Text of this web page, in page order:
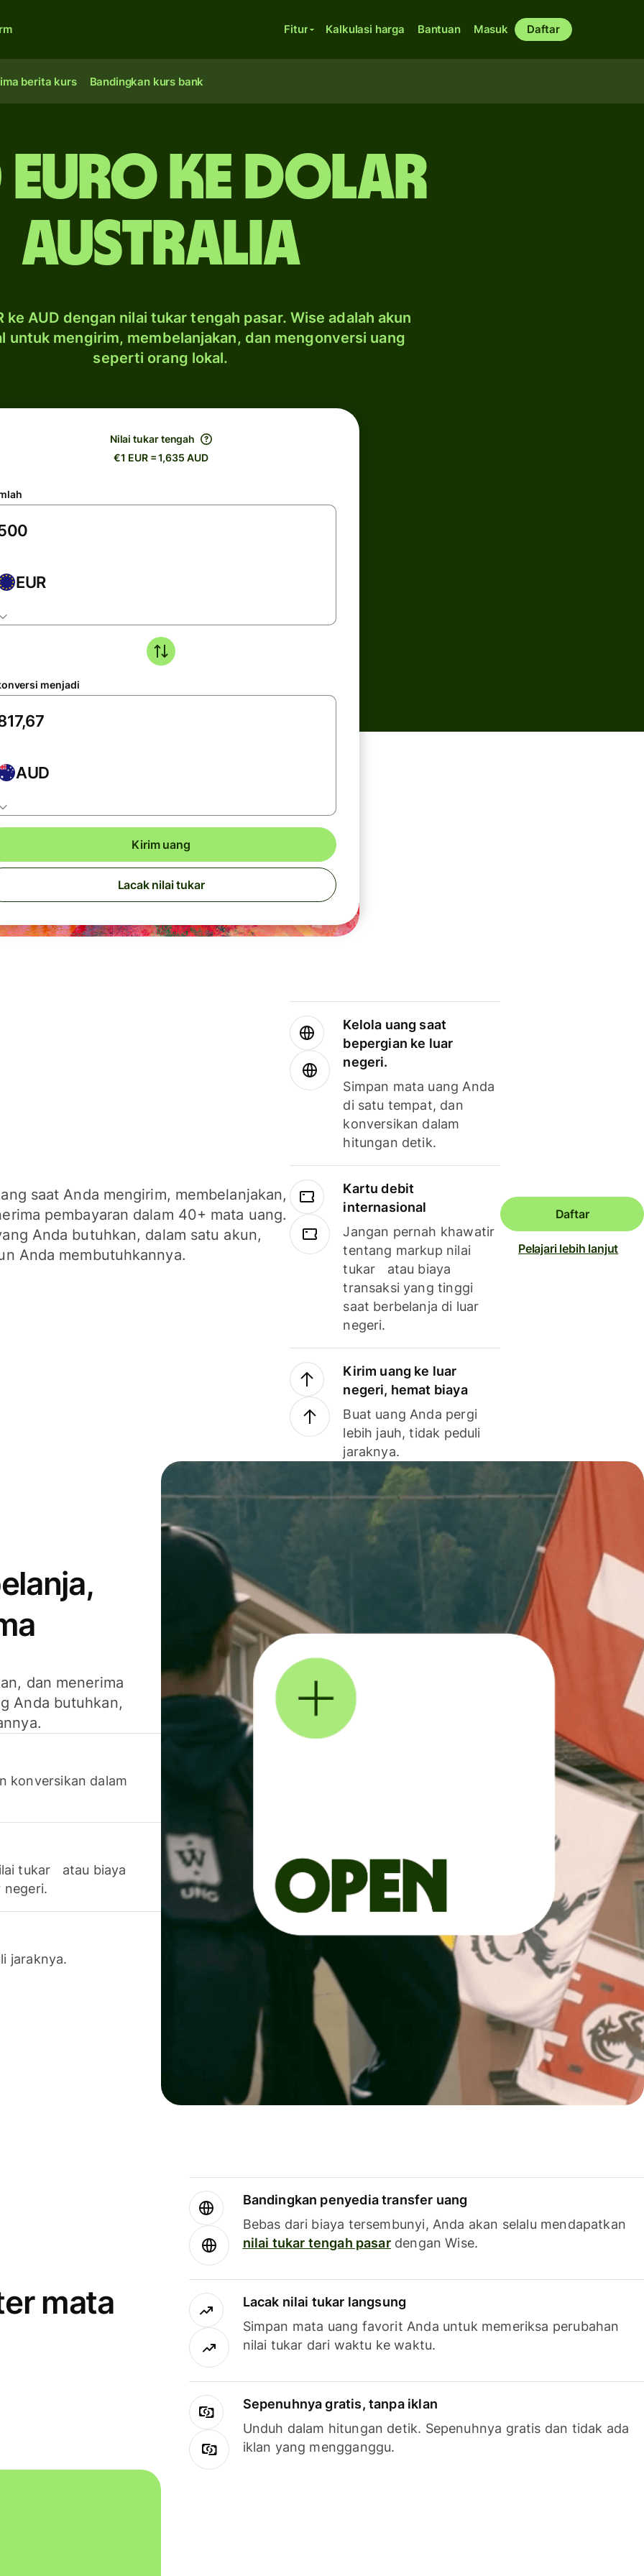
Fitur Kalkulasi harga Bantuan Masuk Daftar
berita kurs Bandingkan kurs bank
euro ke dolar
Australia
ke AUD dengan nilai tukar tengah pasar. Wise adalah akun
untuk mengirim, membelanjakan, dan mengonversi uang
seperti orang lokal.
Nilai tukar tengah
€1 EUR = 1,635 AUD
EUR
menjadi
AUD
Kirim uang
Lacak nilai tukar
saat Anda mengirim, membelanjakan,
pembayaran dalam 40+ mata uang.
Anda butuhkan, dalam satu akun,
Anda membutuhkannya.
Kelola uang saat
bepergian ke luar
negeri.
Simpan mata uang Anda
di satu tempat, dan
konversikan dalam
hitungan detik.
Kartu debit
internasional
Jangan pernah khawatir
tentang markup nilai
tukar atau biaya
transaksi yang tinggi
saat berbelanja di luar
negeri.
Kirim uang ke luar
negeri, hemat biaya
Buat uang Anda pergi
lebih jauh, tidak peduli
jaraknya.
Daftar
Pelajari lebih lanjut
dan menerima
Anda butuhkan,
konversikan dalam
tukar atau biaya
negeri.
jaraknya.
mata
Bandingkan penyedia transfer uang
Bebas dari biaya tersembunyi, Anda akan selalu mendapatkan
nilai tukar tengah pasardengan Wise.
Lacak nilai tukar langsung
Simpan mata uang favorit Anda untuk memeriksa perubahan
nilai tukar dari waktu ke waktu.
Sepenuhnya gratis, tanpa iklan
Unduh dalam hitungan detik. Sepenuhnya gratis dan tidak ada
iklan yang mengganggu.